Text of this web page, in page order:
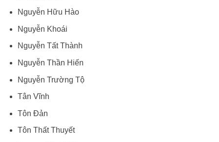
Nguyễn Hữu Hào
Nguyễn Khoái
Nguyễn Tất Thành
Nguyễn Thần Hiến
Nguyễn Trường Tộ
Tân Vĩnh
Tôn Đản
Tôn Thất Thuyết